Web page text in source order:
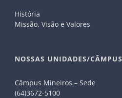
História
Missão, Visão e Valores
NOSSAS UNIDADES/CÂMPUS
Câmpus Mineiros – Sede
(64)3672-5100